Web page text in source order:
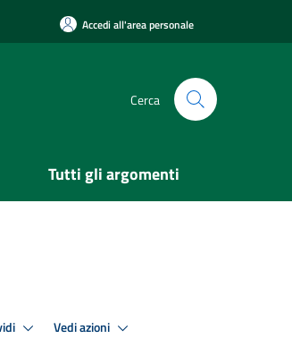
Accedi all'area personale
Cerca
Tutti gli argomenti
Vedi azioni